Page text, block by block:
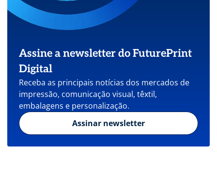
Assine a newsletter do FuturePrint
Digital
Receba as principais notícias dos mercados de
impressão, comunicação visual, têxtil,
embalagens e personalização.
Assinar newsletter